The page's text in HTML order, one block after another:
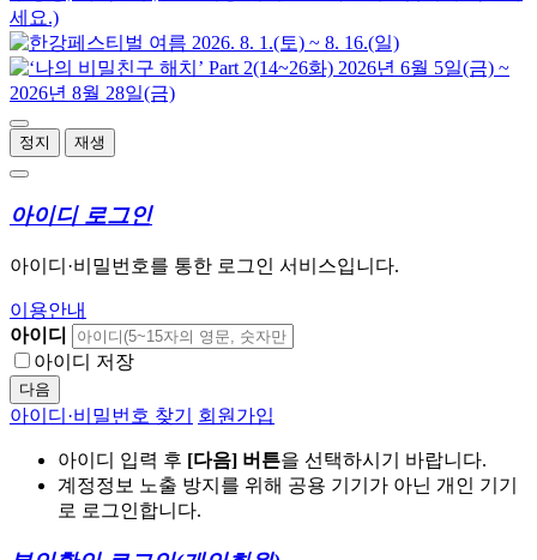
정지 재생
아이디 로그인
아이디·비밀번호를 통한 로그인 서비스입니다.
이용안내
아이디
아이디 저장
다음
아이디·비밀번호 찾기 회원가입
아이디 입력 후 [다음] 버튼을 선택하시기 바랍니다.
계정정보 노출 방지를 위해 공용 기기가 아닌 개인 기기
로 로그인합니다.